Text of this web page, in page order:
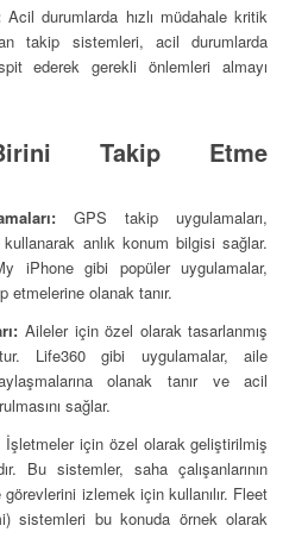
Acil durumlarda hızlı müdahale kritik
takip sistemleri, acil durumlarda
ederek gerekli önlemleri almayı
Takip Etme
GPS takip uygulamaları,
anlık konum bilgisi sağlar.
iPhone gibi popüler uygulamalar,
etmelerine olanak tanır.
Aileler için özel olarak tasarlanmış
Life360 gibi uygulamalar, aile
olanak tanır ve acil
sağlar.
İşletmeler için özel olarak geliştirilmiş
Bu sistemler, saha çalışanlarının
izlemek için kullanılır. Fleet
sistemleri bu konuda örnek olarak